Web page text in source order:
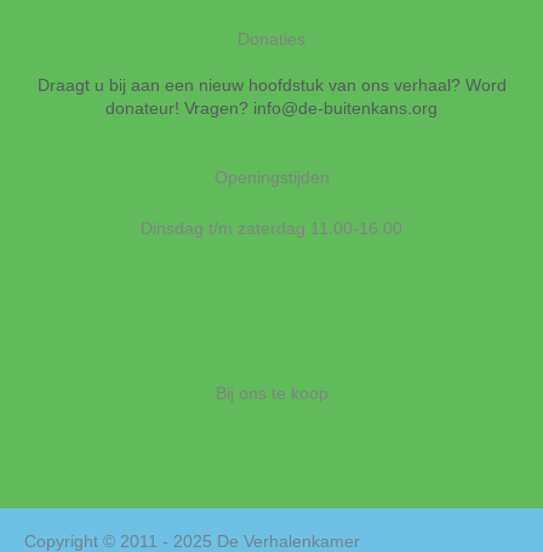
Donaties
Draagt u bij aan een nieuw hoofdstuk van ons verhaal? Word
donateur! Vragen? info@de-buitenkans.org
Openingstijden
Dinsdag t/m zaterdag 11.00-16.00
Bij ons te koop
Copyright © 2011 - 2025 De Verhalenkamer